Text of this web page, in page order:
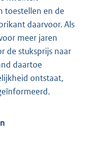
toestellen en de
daarvoor. Als
meer jaren
de stuksprijs naar
daartoe
ontstaat,